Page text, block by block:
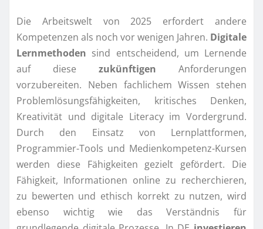
Die Arbeitswelt von 2025 erfordert andere
Kompetenzen als noch vor wenigen Jahren. Digitale
Lernmethoden sind entscheidend, um Lernende
auf diese zukünftigen Anforderungen
vorzubereiten. Neben fachlichem Wissen stehen
Problemlösungsfähigkeiten, kritisches Denken,
Kreativität und digitale Literacy im Vordergrund.
Durch den Einsatz von Lernplattformen,
Programmier-Tools und Medienkompetenz-Kursen
werden diese Fähigkeiten gezielt gefördert. Die
Fähigkeit, Informationen online zu recherchieren,
zu bewerten und ethisch korrekt zu nutzen, wird
ebenso wichtig wie das Verständnis für